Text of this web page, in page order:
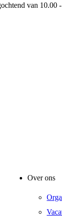
van 10.00
Over ons